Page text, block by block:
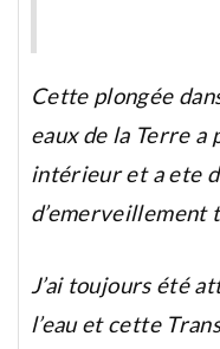
Cette plongée
eaux de la Terre
intérieur et a ete
d’emerveillement
J’ai toujours été
l’eau et cette